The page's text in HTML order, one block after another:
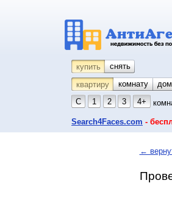
купить снять
квартиру
комнату дом
С
1 2 3 4+
Search4Faces.com -
←